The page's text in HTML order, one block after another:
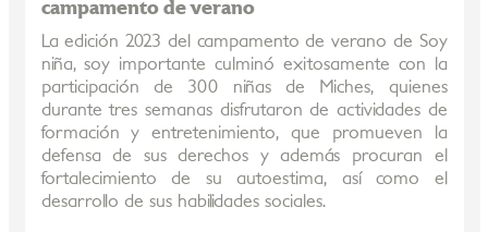
campamento de verano
La edición 2023 del campamento de verano de Soy
niña, soy importante culminó exitosamente con la
participación de 300 niñas de Miches, quienes
durante tres semanas disfrutaron de actividades de
formación y entretenimiento, que promueven la
defensa de sus derechos y además procuran el
fortalecimiento de su autoestima, así como el
desarrollo de sus habilidades sociales.